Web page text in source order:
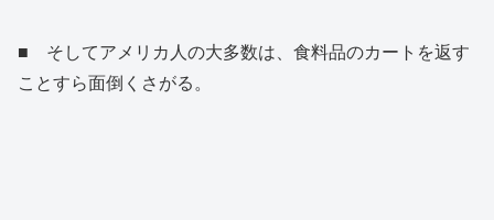
■ そしてアメリカ人の大多数は、食料品のカートを返す
ことすら面倒くさがる。